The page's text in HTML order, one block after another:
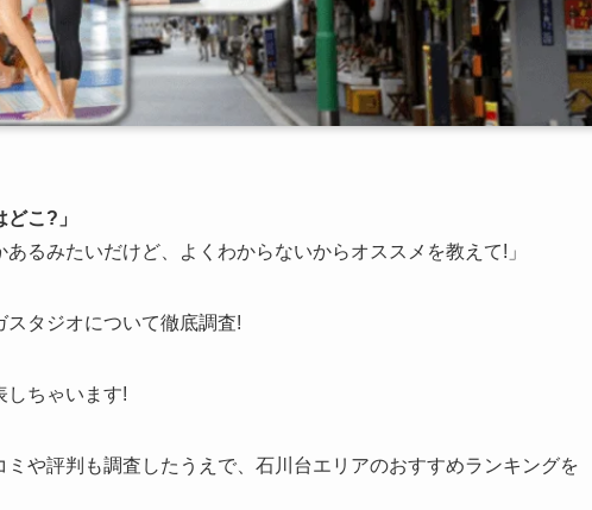
こ?」
るみたいだけど、よくわからないからオススメを教えて!」
タジオについて徹底調査!
しちゃいます!
や評判も調査したうえで、石川台エリアのおすすめランキングを